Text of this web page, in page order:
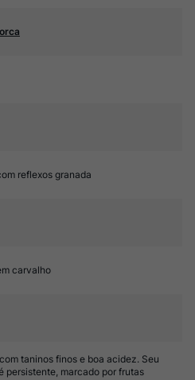
reflexos granada
carvalho
taninos finos e boa acidez. Seu
persistente, marcado por frutas